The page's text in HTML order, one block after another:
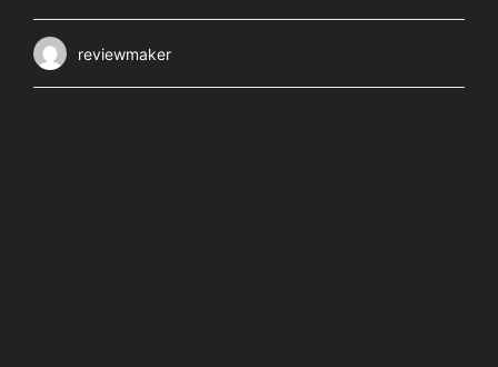
reviewmaker